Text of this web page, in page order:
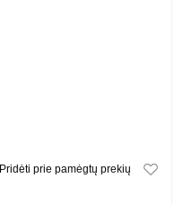
Pridėti prie pamėgtų prekių